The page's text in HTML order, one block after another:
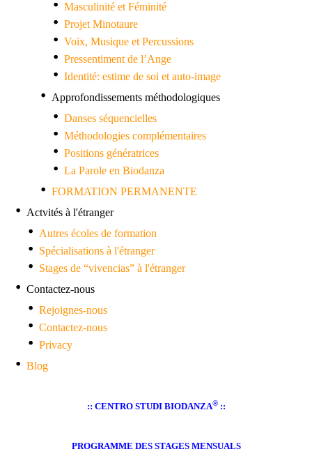
Masculinité et Féminité
Projet Minotaure
Voix, Musique et Percussions
Pressentiment de l’Ange
Identité: estime de soi et auto-image
Approfondissements méthodologiques
Danses séquencielles
Méthodologies complémentaires
Positions génératrices
La Parole en Biodanza
FORMATION PERMANENTE
Actvités à l'étranger
Autres écoles de formation
Spécialisations à l'étranger
Stages de “vivencias” à l'étranger
Contactez-nous
Rejoignes-nous
Contactez-nous
Privacy
Blog
:: CENTRO STUDI BIODANZA®::
PROGRAMME DES STAGES MENSUALS